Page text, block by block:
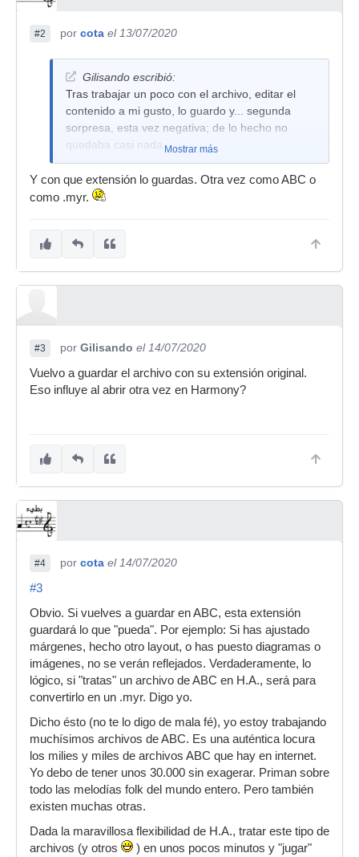
#2 por cota el 13/07/2020
Gilisando escribió:
Tras trabajar un poco con el archivo, editar el
contenido a mi gusto, lo guardo y... segunda
sorpresa, esta vez negativa; de lo hecho no
quedaba casi nada Mostrar más
Y con que extensión lo guardas. Otra vez como ABC o
como .myr.
#3 por Gilisando el 14/07/2020
Vuelvo a guardar el archivo con su extensión original.
Eso influye al abrir otra vez en Harmony?
#4 por cota el 14/07/2020
#3
Obvio. Si vuelves a guardar en ABC, esta extensión
guardará lo que "pueda". Por ejemplo: Si has ajustado
márgenes, hecho otro layout, o has puesto diagramas o
imágenes, no se verán reflejados. Verdaderamente, lo
lógico, si "tratas" un archivo de ABC en H.A., será para
convertirlo en un .myr. Digo yo.
Dicho ésto (no te lo digo de mala fé), yo estoy trabajando
muchísimos archivos de ABC. Es una auténtica locura
los milies y miles de archivos ABC que hay en internet.
Yo debo de tener unos 30.000 sin exagerar. Priman sobre
todo las melodías folk del mundo entero. Pero también
existen muchas otras.
Dada la maravillosa flexibilidad de H.A., tratar este tipo de
archivos (y otros
) en unos pocos minutos y "jugar"